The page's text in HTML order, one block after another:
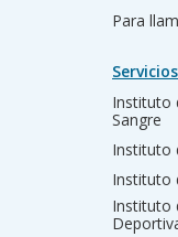
Para
Instituto
Sangre
Instituto
Instituto
Instituto